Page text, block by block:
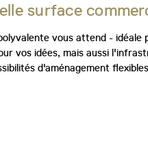
surface
vous attend - idéale
vos idées, mais aussi
d'aménagement